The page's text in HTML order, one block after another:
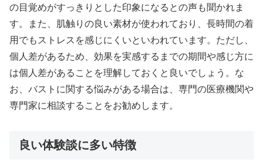
の目覚めがすっきりとした印象になるとの声も聞かれま
す。また、肌触りの良い素材が使われており、長時間の着
用でもストレスを感じにくいといわれています。ただし、
個人差があるため、効果を実感するまでの期間や感じ方に
は個人差があることを理解しておくと良いでしょう。な
お、バストに関する悩みがある場合は、専門の医療機関や
専門家に相談することをお勧めします。
良い体験談に多い特徴